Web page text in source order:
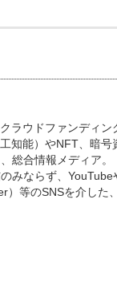
ラウドファンディン
知能）やNFT、暗号
総合情報メディア。
みならず、YouTube
）等のSNSを介した